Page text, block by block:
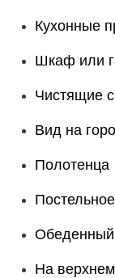
Кухонные
Шкаф или
Чистящие
Вид на
Полотенца
Обеденный
На